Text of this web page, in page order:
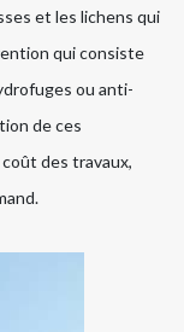
et les lichens qui
qui consiste
ou anti-
de ces
des travaux,